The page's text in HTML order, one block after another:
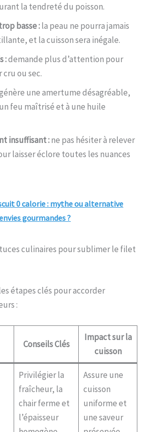
la tendreté du poisson.
basse :la peau ne pourra jamais
et la cuisson sera inégale.
:demande plus d’attention pour
ou sec.
une amertume désagréable,
feu maîtrisé et à une huile
insuffisant :ne pas hésiter à relever
laisser éclore toutes les nuances
0 calorie : mythe ou alternative
gourmandes ?
culinaires pour sublimer le filet
étapes clés pour accorder
:
Conseils Clés
Impact sur la
cuisson
Privilégier la
fraîcheur, la
chair ferme et
l’épaisseur
Assure une
cuisson
uniforme et
une saveur